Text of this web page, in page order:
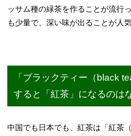
ッサム種の緑茶を作ることが流行
も少量で、深い味が出ることが人
「ブラックティー（black
すると「紅茶」になるのは
中国でも日本でも、紅茶は「紅茶